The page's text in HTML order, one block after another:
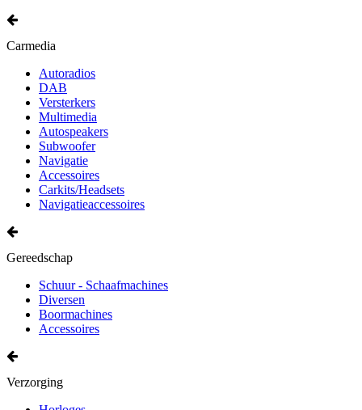
Carmedia
Autoradios
DAB
Versterkers
Multimedia
Autospeakers
Subwoofer
Navigatie
Accessoires
Carkits/Headsets
Navigatieaccessoires
Gereedschap
Schuur - Schaafmachines
Diversen
Boormachines
Accessoires
Verzorging